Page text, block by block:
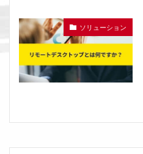
ソリューション